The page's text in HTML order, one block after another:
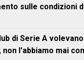
sulle condizioni
di Serie A
non l'abbiamo mai